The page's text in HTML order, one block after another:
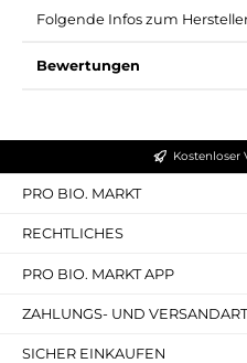
Folgende Infos zum
Bewertungen
Kostenloser
PRO BIO. MARKT
RECHTLICHES
PRO BIO. MARKT APP
ZAHLUNGS- UND
SICHER EINKAUFEN